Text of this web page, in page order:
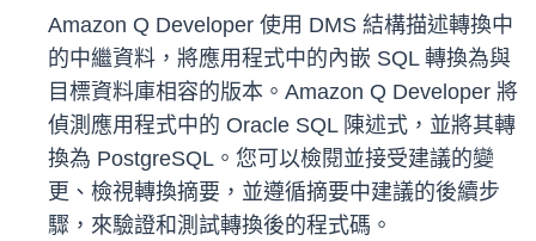
Amazon Q Developer 使用 DMS 結構描述轉換中
的中繼資料，將應用程式中的內嵌 SQL 轉換為與
目標資料庫相容的版本。Amazon Q Developer 將
偵測應用程式中的 Oracle SQL 陳述式，並將其轉
換為 PostgreSQL。您可以檢閱並接受建議的變
更、檢視轉換摘要，並遵循摘要中建議的後續步
驟，來驗證和測試轉換後的程式碼。